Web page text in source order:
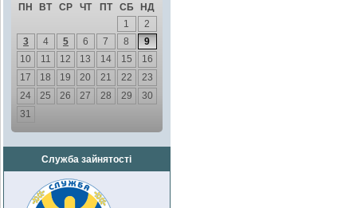
ПН ВТ СР ЧТ ПТ СБ
НД
1
2
3
4 5 6 7 8
9
10
11 12 13 14 15
16
17
18 19 20 21 22
23
24
25 26 27 28 29
30
31
Служба зайнятості